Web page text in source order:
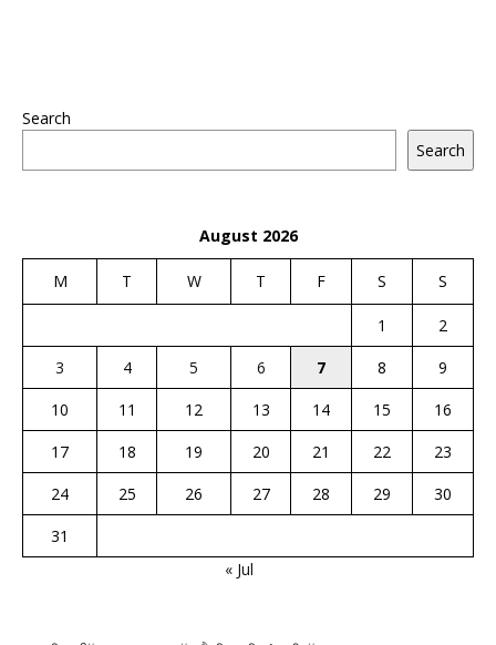
Search
Search
August 2026
M T W T F S S
1
2
3
4 5 6 7 8
9
10
11 12 13 14 15
16
17
18 19 20 21 22
23
24
25 26 27 28 29
30
31
« Jul